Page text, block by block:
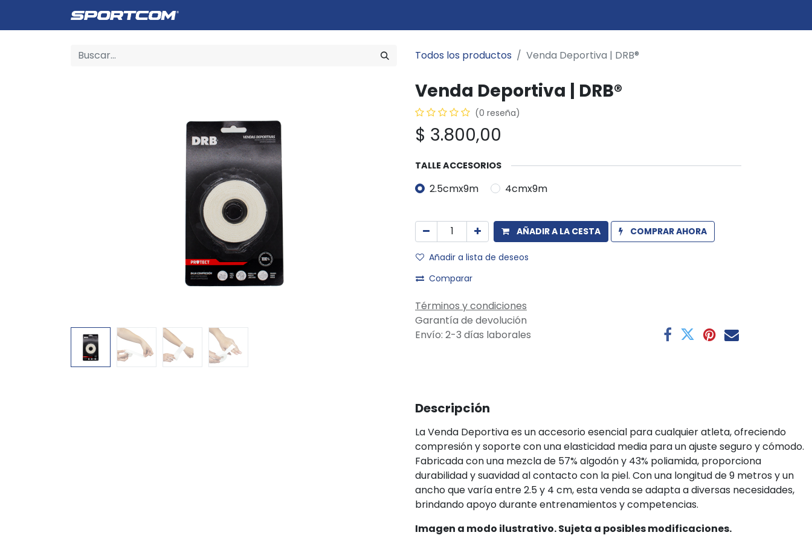
Todos los productos Venda Deportiva | DRB®
Venda Deportiva | DRB®
(0 reseña)
$ 3.800,00
TALLE ACCESORIOS
2.5cmx9m 4cmx9m
AÑADIR A LA CESTA COMPRAR AHORA
Añadir a lista de deseos
Comparar
Términos y condiciones
Garantía de devolución
Envío: 2-3 días laborales
Descripción
La Venda Deportiva es un accesorio esencial para cualquier atleta, ofreciendo
compresión y soporte con una elasticidad media para un ajuste seguro y cómodo.
Fabricada con una mezcla de 57% algodón y 43% poliamida, proporciona
durabilidad y suavidad al contacto con la piel. Con una longitud de 9 metros y un
ancho que varía entre 2.5 y 4 cm, esta venda se adapta a diversas necesidades,
brindando apoyo durante entrenamientos y competencias.
Imagen a modo ilustrativo. Sujeta a posibles modificaciones.